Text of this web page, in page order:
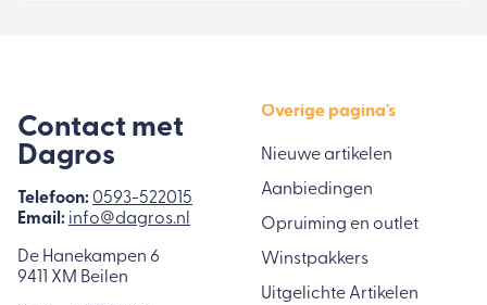
Contact met
Dagros
Telefoon:0593-522015
Email: info@dagros.nl
De Hanekampen 6
9411 XM Beilen
Overige pagina's
Nieuwe artikelen
Aanbiedingen
Opruiming en outlet
Winstpakkers
Uitgelichte Artikelen